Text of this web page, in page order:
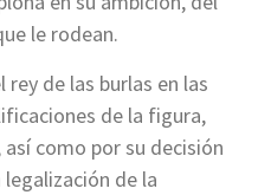
le rodean.
rey de las burlas en las
de la figura,
como por su decisión
de la